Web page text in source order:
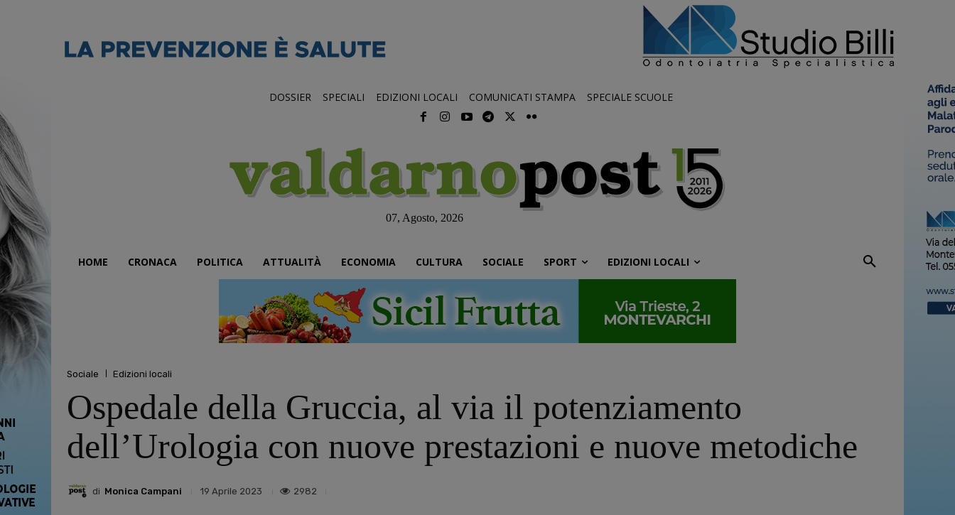
DOSSIER SPECIALI EDIZIONI LOCALI COMUNICATI STAMPA SPECIALE SCUOLE
07, Agosto, 2026
HOME CRONACA POLITICA ATTUALITÀ ECONOMIA CULTURA SOCIALE SPORT EDIZIONI LOCALI
Sociale Edizioni locali
Ospedale della Gruccia, al via il potenziamento
dell’Urologia con nuove prestazioni e nuove metodiche
di Monica Campani 19 Aprile 2023 2982